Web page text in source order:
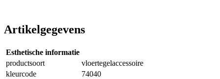
Artikelgegevens
Esthetische informatie
productsoort
vloertegelaccessoire
kleurcode
74040